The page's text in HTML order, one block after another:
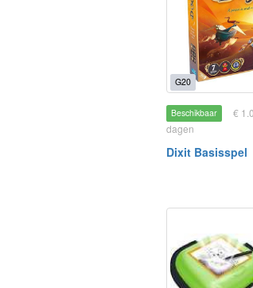
G20
Beschikbaar
€
dagen
Dixit Basisspel